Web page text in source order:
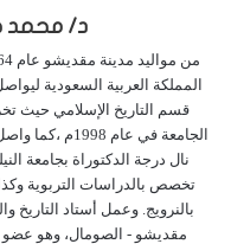
د/ محمد
المملكة العربية السعودية
الجامعة في
تخصص بالدراسات التربوية
بالنرويج. وعمل أستاد التاريخ
مقديشو - الصومال، وهو عضو